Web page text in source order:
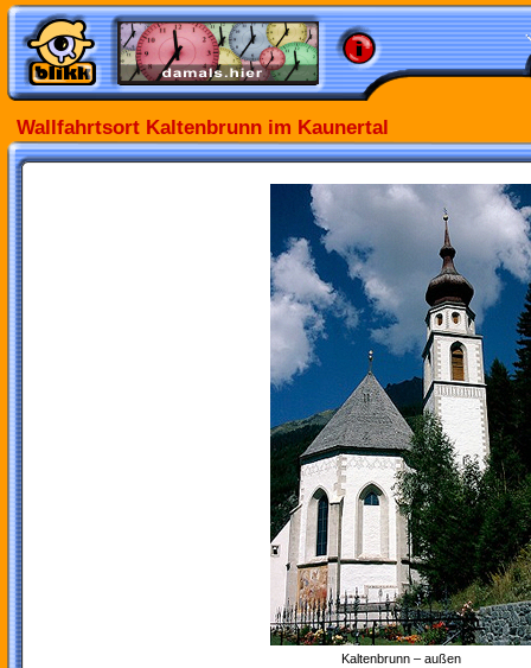
Wallfahrtsort Kaltenbrunn im Kaunertal
Kaltenbrunn – außen